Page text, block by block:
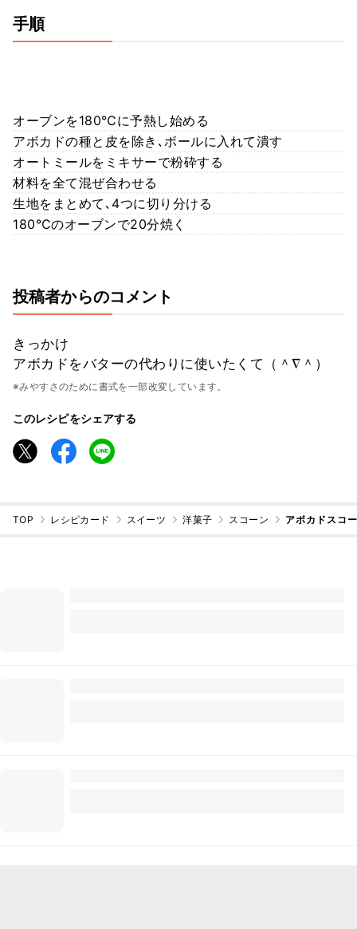
手順
オーブンを180℃に予熱し始める
アボカドの種と皮を除き､ボールに入れて潰す
オートミールをミキサーで粉砕する
材料を全て混ぜ合わせる
生地をまとめて､4つに切り分ける
180℃のオーブンで20分焼く
投稿者からのコメント
きっかけ
アボカドをバターの代わりに使いたくて（＾∇＾）
※みやすさのために書式を一部改変しています。
このレシピをシェアする
TOP レシピカード スイーツ 洋菓子 スコーン アボカドスコ